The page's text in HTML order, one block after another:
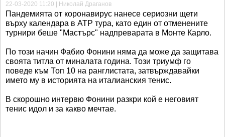
22-03-2020 11:20 | Николай Драганов
Пандемията от коронавирус нанесе сериозни щети
върху календара в ATP тура, като един от отменените
турнири беше "Мастърс" надпреварата в Монте Карло.
По този начин Фабио Фонини няма да може да защитава
своята титла от миналата година. Този триумф го
поведе към Топ 10 на ранглистата, затвърждавайки
името му в историята на италианския тенис.
В скорошно интервю Фонини разкри кой е неговият
тенис идол и за какво мечтае.